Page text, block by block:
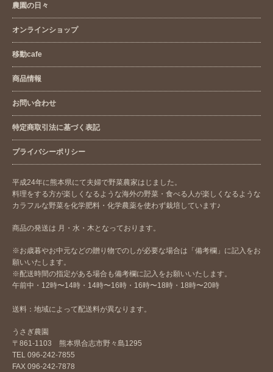
農園の日々
オンラインショップ
移動cafe
商品情報
お問い合わせ
特定商取引法に基づく表記
プライバシーポリシー
平成24年に熊本県にて夫婦で野菜農家はじました。
料理をする方が楽しくなるような海外の野菜・食べる人が楽しくなるような
カラフルな野菜を化学肥料・化学農薬を使わず栽培しています♪
商品の発送は 月・水・木となっております。
※お歳暮やお中元などの贈り物でのしが必要な場合は「備考欄」に記入をお
願いいたします。
※配送時間の指定がある場合も備考欄に記入をお願いいたします。
午前中・12時〜14時・14時〜16時・16時〜18時・18時〜20時
送料：地域によって配送料が異なります。
うさぎ農園
〒861-1103 熊本県合志市野々島1295
TEL 096-242-7855
FAX 096-242-7878